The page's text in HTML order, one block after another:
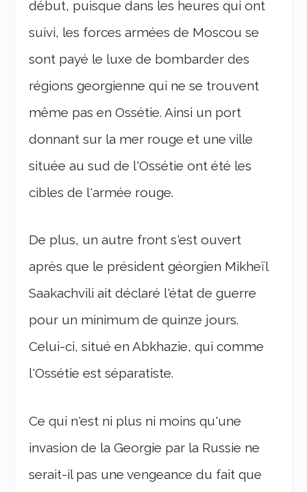
début, puisque dans les heures qui ont
suivi, les forces armées de Moscou se
sont payé le luxe de bombarder des
régions georgienne qui ne se trouvent
même pas en Ossétie. Ainsi un port
donnant sur la mer rouge et une ville
située au sud de l'Ossétie ont été les
cibles de l'armée rouge.
De plus, un autre front s'est ouvert
après que le président géorgien Mikheïl
Saakachvili ait déclaré l'état de guerre
pour un minimum de quinze jours.
Celui-ci, situé en Abkhazie, qui comme
l'Ossétie est séparatiste.
Ce qui n'est ni plus ni moins qu'une
invasion de la Georgie par la Russie ne
serait-il pas une vengeance du fait que